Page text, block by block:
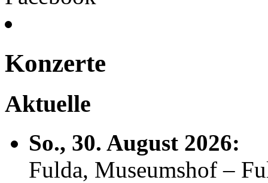
Konzerte
Aktuelle
So., 30. August 2026:
Fulda, Museumshof –